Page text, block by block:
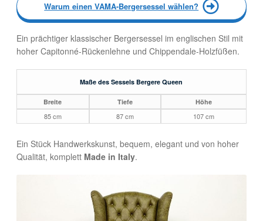
Warum einen VAMA-Bergersessel wählen?
Ein prächtiger klassischer Bergersessel im englischen Stil mit
hoher Capitonné-Rückenlehne und Chippendale-Holzfüßen.
Maße des Sessels Bergere Queen
Breite Tiefe Höhe
85 cm 87 cm 107 cm
Ein Stück Handwerkskunst, bequem, elegant und von hoher
Qualität, komplett Made in Italy.